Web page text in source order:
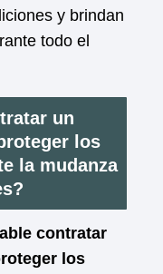
y brindan
todo el
un
los
la mudanza
contratar
los